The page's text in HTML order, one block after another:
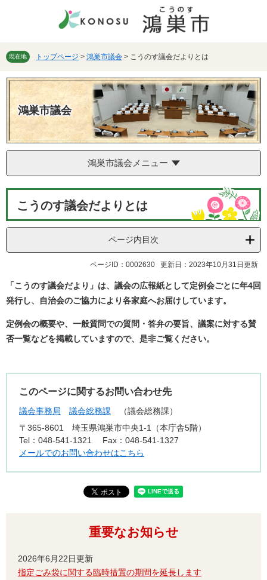
先
で
す。
を
ば
へ
現在地 トップページ > 鴻巣市議会 > こうのす議会だよりとは
鴻巣市議会
鴻巣市議会メニュー
こうのす議会だよりとは
ページ内目次
ページID：0002630 更新日：2023年10月31日更新
「こうのす議会だより」は、議会の広報紙として定例会ごとに年4回
発行し、自治会のご協力により各家庭へお届けしています。
定例会の概要や、一般質問での質問・答弁の要旨、議案に対する賛
否一覧などを掲載していますので、是非ご覧ください。
このページに関するお問い合わせ先
議会事務局 議会総務課
議会総務課
〒365-8601
埼玉県鴻巣市中央1-1（本庁舎5階）
Tel：048-541-1321
Fax：048-541-1327
メールでのお問い合わせはこちら
重要なお知らせ
2026年6月22日更新
指定ごみ袋に関する臨時措置の期間を延長します